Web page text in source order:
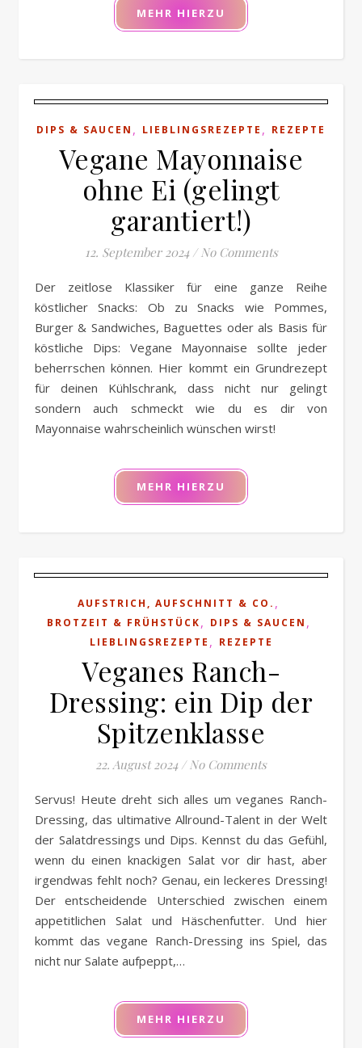
MEHR HIERZU
DIPS & SAUCEN , LIEBLINGSREZEPTE , REZEPTE
Vegane Mayonnaise
ohne Ei (gelingt
garantiert!)
12. September 2024 / No Comments
Der zeitlose Klassiker für eine ganze Reihe
köstlicher Snacks: Ob zu Snacks wie Pommes,
Burger & Sandwiches, Baguettes oder als Basis für
köstliche Dips: Vegane Mayonnaise sollte jeder
beherrschen können. Hier kommt ein Grundrezept
für deinen Kühlschrank, dass nicht nur gelingt
sondern auch schmeckt wie du es dir von
Mayonnaise wahrscheinlich wünschen wirst!
MEHR HIERZU
AUFSTRICH, AUFSCHNITT & CO. ,
BROTZEIT & FRÜHSTÜCK, DIPS & SAUCEN ,
LIEBLINGSREZEPTE , REZEPTE
Veganes Ranch-
Dressing: ein Dip der
Spitzenklasse
22. August 2024 / No Comments
Servus! Heute dreht sich alles um veganes Ranch-
Dressing, das ultimative Allround-Talent in der Welt
der Salatdressings und Dips. Kennst du das Gefühl,
wenn du einen knackigen Salat vor dir hast, aber
irgendwas fehlt noch? Genau, ein leckeres Dressing!
Der entscheidende Unterschied zwischen einem
appetitlichen Salat und Häschenfutter. Und hier
kommt das vegane Ranch-Dressing ins Spiel, das
nicht nur Salate aufpeppt,…
MEHR HIERZU